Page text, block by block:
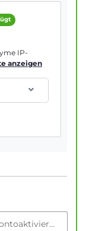
IP-
anzeigen
E-Mail-Adresse (erforderlich zur Kontoaktivierung)